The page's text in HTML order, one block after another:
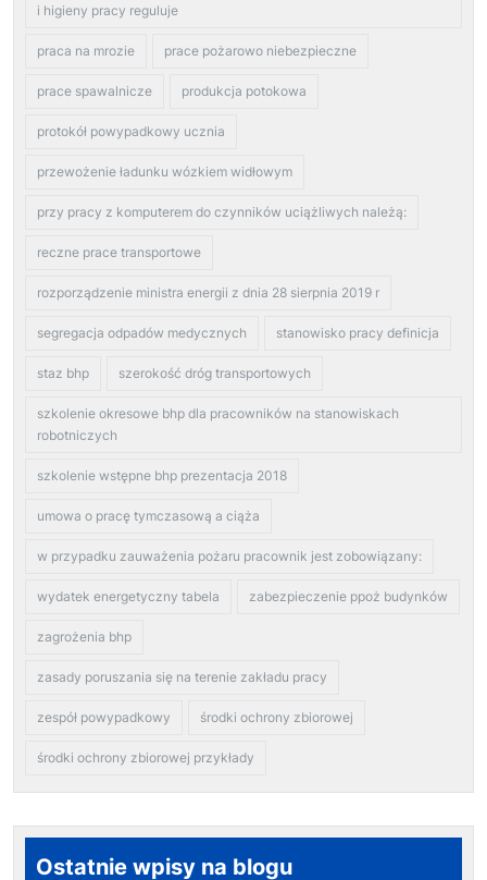
i higieny pracy reguluje
praca na mrozie prace pożarowo niebezpieczne
prace spawalnicze produkcja potokowa
protokół powypadkowy ucznia
przewożenie ładunku wózkiem widłowym
przy pracy z komputerem do czynników uciążliwych należą:
reczne prace transportowe
rozporządzenie ministra energii z dnia 28 sierpnia 2019 r
segregacja odpadów medycznych stanowisko pracy definicja
staz bhp szerokość dróg transportowych
szkolenie okresowe bhp dla pracowników na stanowiskach
robotniczych
szkolenie wstępne bhp prezentacja 2018
umowa o pracę tymczasową a ciąża
w przypadku zauważenia pożaru pracownik jest zobowiązany:
wydatek energetyczny tabela zabezpieczenie ppoż budynków
zagrożenia bhp
zasady poruszania się na terenie zakładu pracy
zespół powypadkowy środki ochrony zbiorowej
środki ochrony zbiorowej przykłady
Ostatnie wpisy na blogu